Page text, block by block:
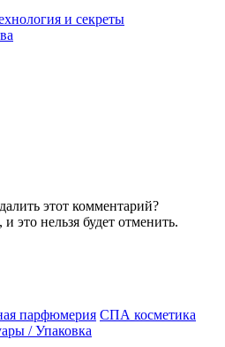
и секреты
этот комментарий?
это нельзя будет отменить.
парфюмерия СПА косметика
/ Упаковка